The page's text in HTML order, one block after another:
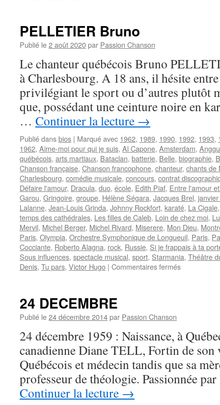
PELLETIER Bruno
Publié le2 août 2020par Passion Chanson
Le chanteur québécois Bruno
à Charlesbourg. A 18 ans, il hésite
privilégiant le sport ou d’autres plutôt
que, possédant une ceinture noire en
… Continuer la lecture →
Publié dansbios | Marqué avec 1962, 1989, 1990, 1992, 1993,
1962, Aime-moi pour qui je suis, Al Capone, Amsterdam,
québécois, arts martiaux, Bataclan, batterie, Belle, biographie,
Chanson française, Chanson francophone, chanteur, chants de
Charlesbourg, comédie musicale, concours, contrat
Défaire l'amour, Dracula, duo, école, Edith Piaf, Entre l'amour
Garou, Gringoire, groupe, Hélène Ségara, Jacques Brel,
Lalanne, Jean-Louis Grinda, Johnny Rockfort, karaté, La Cigale
temps des cathédrales, Les filles de Caleb, Loin de chez moi,
Mervil, Michel Berger, Michel Rivard, Miserere, Mon Dieu,
Paris, Olympia, Orchestre Symphonique de Longueuil, Paris,
Cocciante, Roberto Alagna, rock, Russie, Si je frappais à ta
Sous influences, spectacle musical, sport, Starmania, Théâtre
Denis, Tu pars, Victor Hugo | Commentaires ferméssur
24 DECEMBRE
Publié le24 décembre 2014par Passion Chanson
24 décembre 1959 : Naissance, à
canadienne Diane TELL, Fortin de son
Québécois et médecin tandis que sa
professeur de théologie. Passionnée
Continuer la lecture →